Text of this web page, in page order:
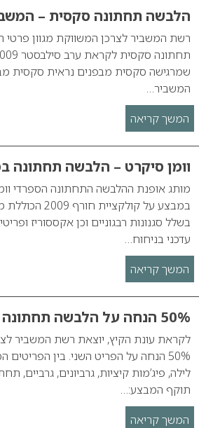
הלבשה תחתונה סקסית – המשביר
רשת המשביר לצרכן המשווקת מגוון
שמרגישה סקסית מבפנים נראית סקסית
המשביר…
המשך קריאה
וומן סיקרט – הלבשה תחתונה
במבצע על
בשלל סגנונות רבגוניים וכן אקססוריז
עדכני בניחוח…
המשך קריאה
50% הנחה על הלבשה תחתונה ברשת המשביר לצרכן
לקראת עונת הקיץ, יוצאת רשת המשביר
50% הנחה על הפריט השני. בין
לילה, פיג’מות קיציות, גרביונים,
תוקף המבצע:…
המשך קריאה